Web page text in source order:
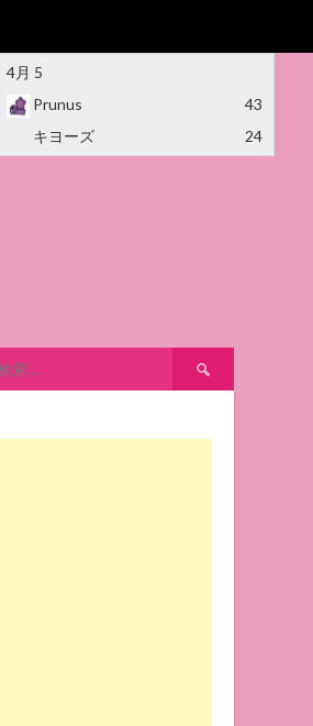
4月 5
Prunus
43
キヨーズ
24
索: